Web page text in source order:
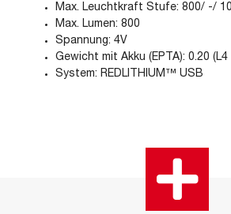
Max. Leuchtkraft Stufe: 800/ -/
Max. Lumen: 800
Spannung: 4V
Gewicht mit Akku (EPTA): 0.20 (L4
System: REDLITHIUM™ USB